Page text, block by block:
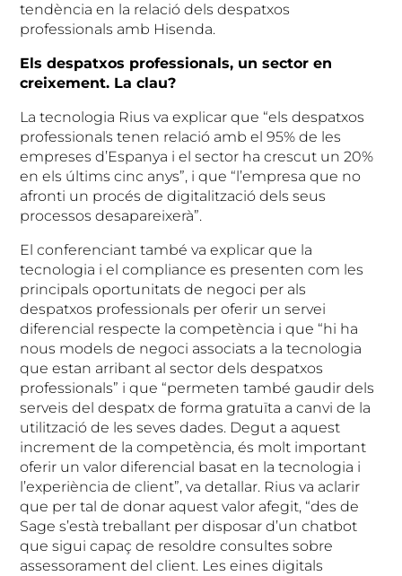
tendència en la relació dels despatxos
professionals amb Hisenda.
Els despatxos professionals, un sector en
creixement. La clau?
La tecnologia Rius va explicar que “els despatxos
professionals tenen relació amb el 95% de les
empreses d’Espanya i el sector ha crescut un 20%
en els últims cinc anys”, i que “l’empresa que no
afronti un procés de digitalització dels seus
processos desapareixerà”.
El conferenciant també va explicar que la
tecnologia i el compliance es presenten com les
principals oportunitats de negoci per als
despatxos professionals per oferir un servei
diferencial respecte la competència i que “hi ha
nous models de negoci associats a la tecnologia
que estan arribant al sector dels despatxos
professionals” i que “permeten també gaudir dels
serveis del despatx de forma gratuïta a canvi de la
utilització de les seves dades. Degut a aquest
increment de la competència, és molt important
oferir un valor diferencial basat en la tecnologia i
l’experiència de client”, va detallar. Rius va aclarir
que per tal de donar aquest valor afegit, “des de
Sage s’està treballant per disposar d’un chatbot
que sigui capaç de resoldre consultes sobre
assessorament del client. Les eines digitals